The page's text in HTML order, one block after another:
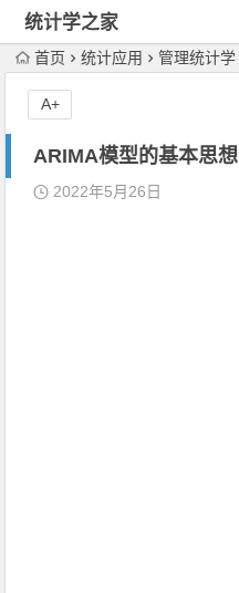
统计学之家
首页 统计应用 管理统计学
ARIMA模型的基本思想
2022年5月26日
A+